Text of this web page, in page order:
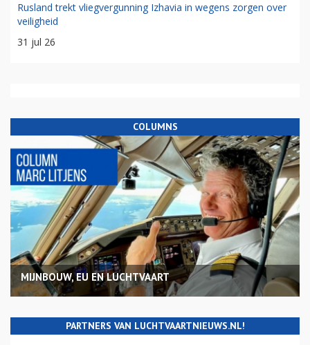
Rusland trekt vliegvergunning Izhavia in wegens zorgen over
veiligheid
31 jul 26
COLUMNS
MIJNBOUW, EU EN LUCHTVAART
PARTNERS VAN LUCHTVAARTNIEUWS.NL!